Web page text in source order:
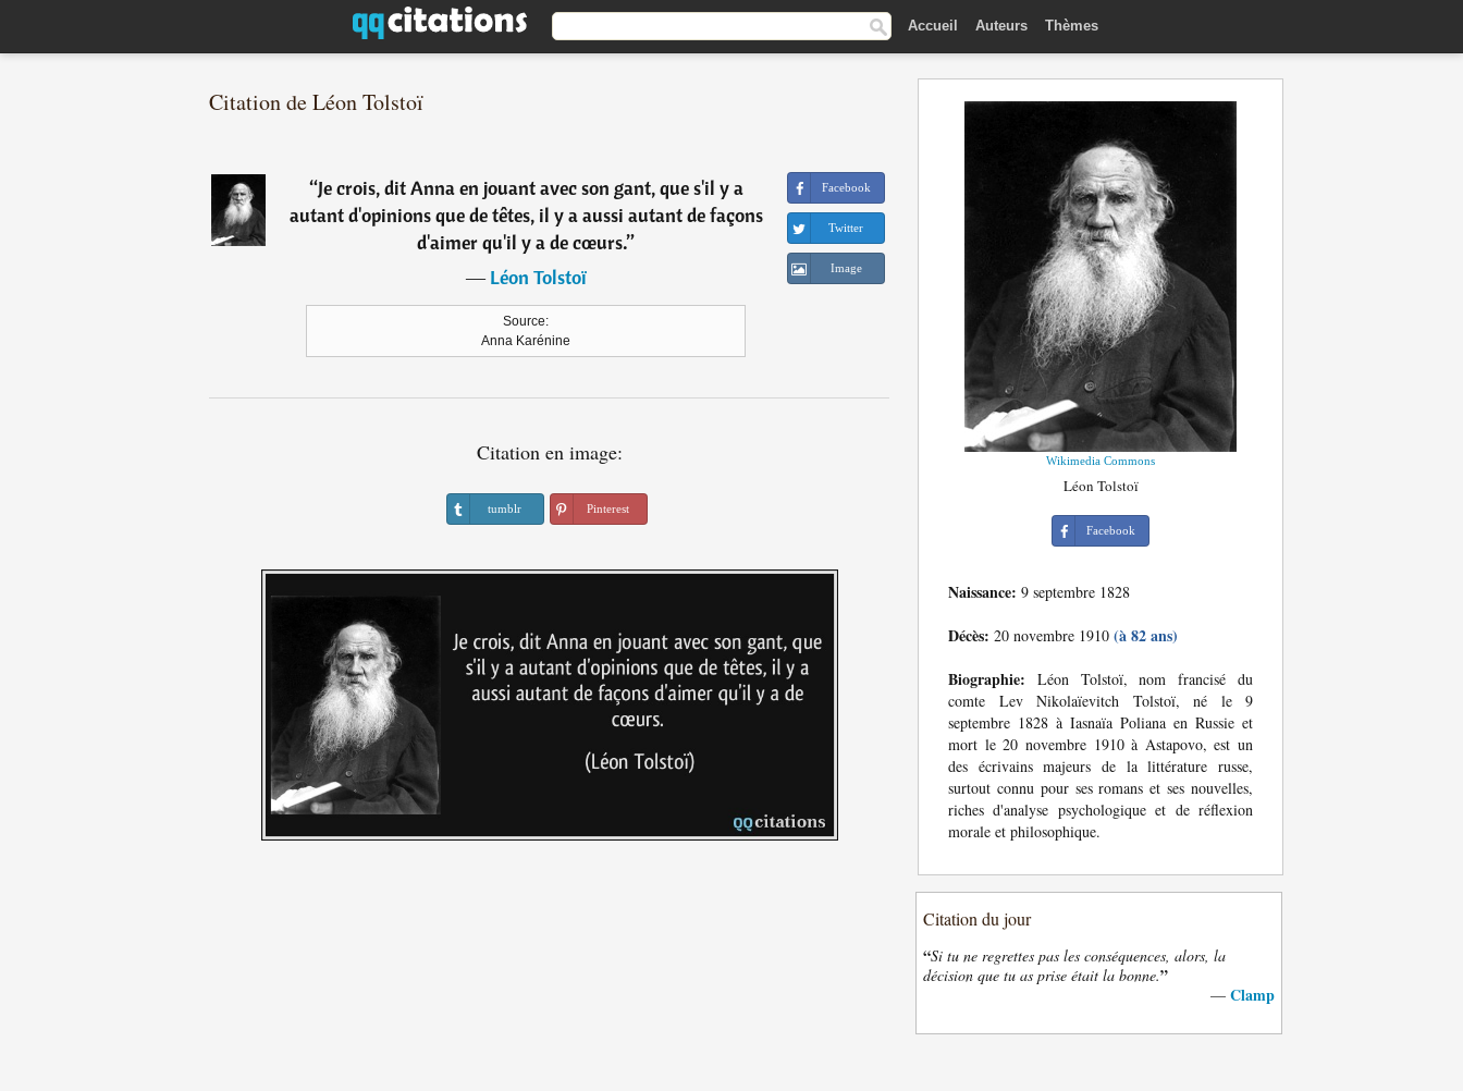
Accueil Auteurs Thèmes
Citation de Léon Tolstoï
“Je crois, dit Anna en jouant avec son gant, que s'il y a
autant d'opinions que de têtes, il y a aussi autant de façons
d'aimer qu'il y a de cœurs.”
―Léon Tolstoï
Source:
Anna Karénine
Facebook
Twitter
Image
Citation en image:
tumblr Pinterest
Wikimedia Commons
Léon Tolstoï
Facebook
Naissance: 9 septembre 1828
Décès: 20 novembre 1910 (à 82 ans)
Biographie: Léon Tolstoï, nom francisé du
comte Lev Nikolaïevitch Tolstoï, né le 9
septembre 1828 à Iasnaïa Poliana en Russie et
mort le 20 novembre 1910 à Astapovo, est un
des écrivains majeurs de la littérature russe,
surtout connu pour ses romans et ses nouvelles,
riches d'analyse psychologique et de réflexion
morale et philosophique.
Citation du jour
“Si tu ne regrettes pas les conséquences, alors, la
décision que tu as prise était la bonne.”
— Clamp